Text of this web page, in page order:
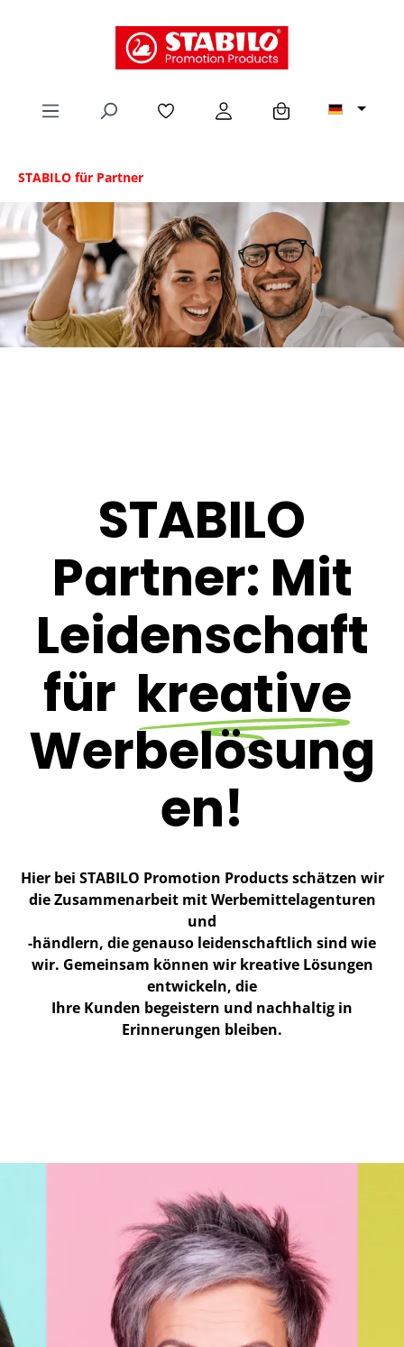
STABILO für Partner
STABILO
Partner: Mit
Leidenschaft
für kreative
Werbelösung
en!
Hier bei STABILO Promotion Products schätzen wir
die Zusammenarbeit mit Werbemittelagenturen
und
-händlern, die genauso leidenschaftlich sind wie
wir. Gemeinsam können wir kreative Lösungen
entwickeln, die
Ihre Kunden begeistern und nachhaltig in
Erinnerungen bleiben.